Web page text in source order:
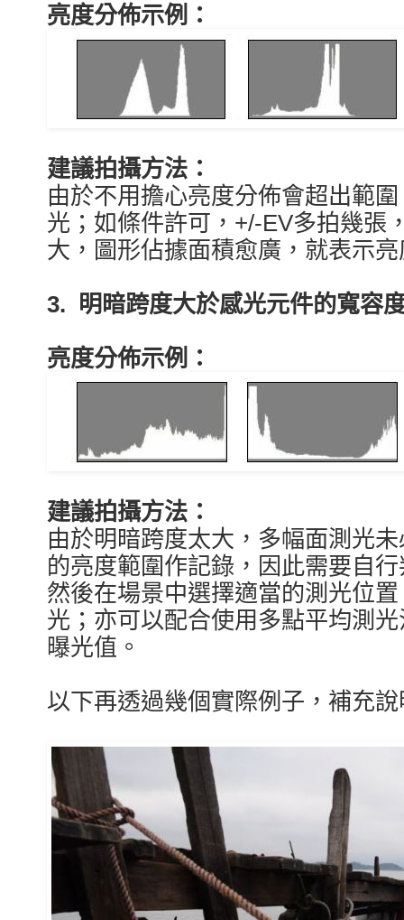
亮度分佈示例：
建議拍攝方法：
由於不用擔心亮度分佈會超出範
光；如條件許可，+/-EV多拍幾張
大，圖形佔據面積愈廣，就表示
3. 明暗跨度大於感光元件的寬容
亮度分佈示例：
建議拍攝方法：
由於明暗跨度太大，多幅面測光
的亮度範圍作記錄，因此需要自
然後在場景中選擇適當的測光位
光；亦可以配合使用多點平均測
曝光值。
以下再透過幾個實際例子，補充